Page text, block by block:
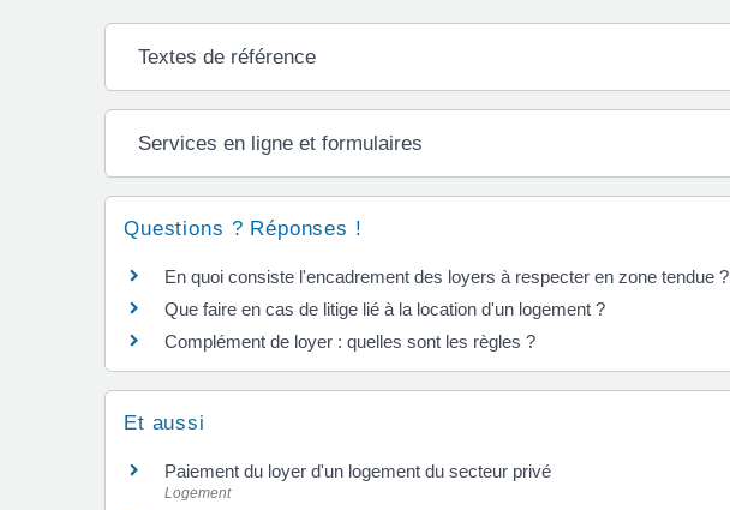
Textes de référence
Services en ligne et formulaires
Questions ? Réponses !
En quoi consiste l'encadrement des loyers à respecter en zone tendue ?
Que faire en cas de litige lié à la location d'un logement ?
Complément de loyer : quelles sont les règles ?
Et aussi
Paiement du loyer d'un logement du secteur privé
Logement